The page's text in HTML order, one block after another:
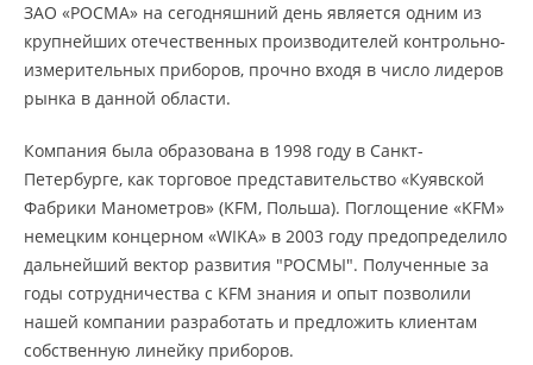
ЗАО «РОСМА» на сегодняшний день является одним из
крупнейших отечественных производителей контрольно-
измерительных приборов, прочно входя в число лидеров
рынка в данной области.
Компания была образована в 1998 году в Санкт-
Петербурге, как торговое представительство «Куявской
Фабрики Манометров» (KFM, Польша). Поглощение «KFM»
немецким концерном «WIKA» в 2003 году предопределило
дальнейший вектор развития "РОСМЫ". Полученные за
годы сотрудничества с KFM знания и опыт позволили
нашей компании разработать и предложить клиентам
собственную линейку приборов.